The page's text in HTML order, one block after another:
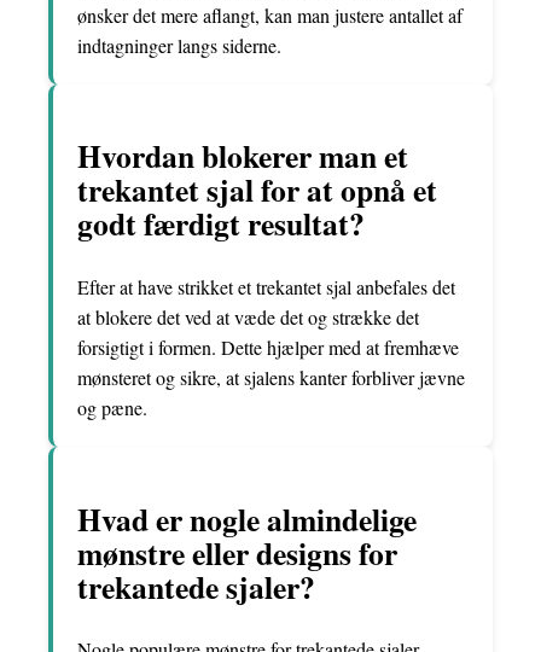
ønsker det mere aflangt, kan man justere antallet af
indtagninger langs siderne.
Hvordan blokerer man et
trekantet sjal for at opnå et
godt færdigt resultat?
Efter at have strikket et trekantet sjal anbefales det
at blokere det ved at væde det og strække det
forsigtigt i formen. Dette hjælper med at fremhæve
mønsteret og sikre, at sjalens kanter forbliver jævne
og pæne.
Hvad er nogle almindelige
mønstre eller designs for
trekantede sjaler?